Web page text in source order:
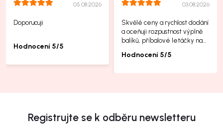
05.08.2026
Doporucuji
Hodnocení 5/5
03.08.2026
Skvělé ceny a rychlost dodání
a oceňuji rozpustnost výplně
balíků, příbalové letáčky na
Hodnocení 5/5
Registrujte se k odběru newsletteru